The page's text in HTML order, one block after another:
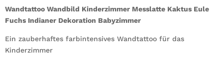
Dekoration
Babyzimmer
Wandtattoo Wandbild Kinderzimmer Messlatte Kaktus Eule
Fuchs Indianer Dekoration Babyzimmer
Ein zauberhaftes farbintensives Wandtattoo für das
Kinderzimmer